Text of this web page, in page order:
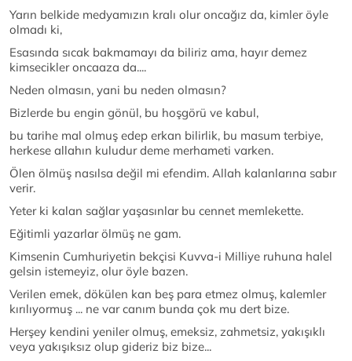
Yarın belkide medyamızın kralı olur oncağız da, kimler öyle
olmadı ki,
Esasında sıcak bakmamayı da biliriz ama, hayır demez
kimsecikler oncaaza da....
Neden olmasın, yani bu neden olmasın?
Bizlerde bu engin gönül, bu hoşgörü ve kabul,
bu tarihe mal olmuş edep erkan bilirlik, bu masum terbiye,
herkese allahın kuludur deme merhameti varken.
Ölen ölmüş nasılsa değil mi efendim. Allah kalanlarına sabır
verir.
Yeter ki kalan sağlar yaşasınlar bu cennet memlekette.
Eğitimli yazarlar ölmüş ne gam.
Kimsenin Cumhuriyetin bekçisi Kuvva-i Milliye ruhuna halel
gelsin istemeyiz, olur öyle bazen.
Verilen emek, dökülen kan beş para etmez olmuş, kalemler
kırılıyormuş ... ne var canım bunda çok mu dert bize.
Herşey kendini yeniler olmuş, emeksiz, zahmetsiz, yakışıklı
veya yakışıksız olup gideriz biz bize...